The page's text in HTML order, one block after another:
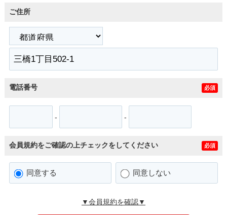
ご住所
電話番号 必須
- -
会員規約をご確認の上チェックをしてください 必須
同意する 同意しない
▼会員規約を確認▼